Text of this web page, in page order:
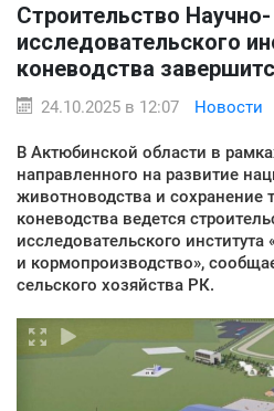
Строительство Научно-
исследовательского
коневодства
24.10.2025 в 12:07 Новости
В Актюбинской области в
направленного на развитие
животноводства и сохранение
коневодства ведется
исследовательского
и кормопроизводство»,
сельского хозяйства РК.